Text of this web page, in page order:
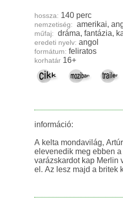
hossza: 140 perc
nemzetiség:
műfaj:
eredeti nyelv: angol
formátum: feliratos
korhatár 16+
információ:
A kelta mondavilág,
elevenedik meg ebben
varázskardot kap Merlin
el. Az lesz majd a britek